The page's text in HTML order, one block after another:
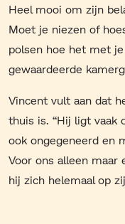
Heel mooi om zijn
Moet je niezen of
polsen hoe het met
gewaardeerde
Vincent vult aan dat
thuis is. “Hij ligt vaak
ook ongegeneerd en
Voor ons alleen maar
hij zich helemaal op